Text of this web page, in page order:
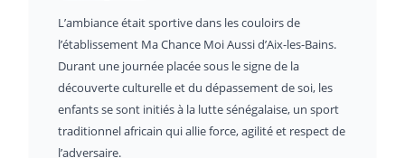
L’ambiance était sportive dans les couloirs de
l’établissement Ma Chance Moi Aussi d’Aix-les-Bains.
Durant une journée placée sous le signe de la
découverte culturelle et du dépassement de soi, les
enfants se sont initiés à la lutte sénégalaise, un sport
traditionnel africain qui allie force, agilité et respect de
l’adversaire.